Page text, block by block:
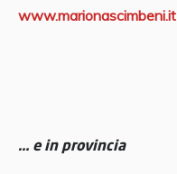
www.marionascimbeni.it
… e in provincia